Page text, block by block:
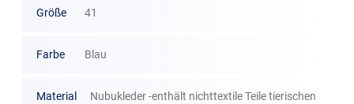
Größe 41
Farbe Blau
Material
Nubukleder -enthält nichttextile Teile tierischen